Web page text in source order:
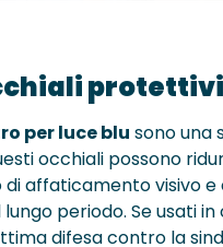
protettivi
per luce blu sono una
occhiali possono
di affaticamento visivo
periodo. Se usati
difesa contro la